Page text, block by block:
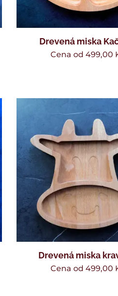
Drevená miska
Cena od499,00
Drevená miska
Cena od499,00